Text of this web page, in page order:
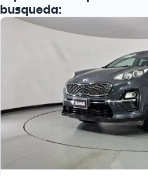
busqueda: